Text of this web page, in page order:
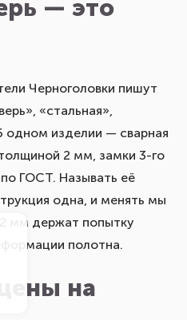
Черноголовки пишут
одном изделии — сварная
2 мм, замки 3-го
ГОСТ. Называть её
одна, и менять мы
мм держат попытку
полотна.
на